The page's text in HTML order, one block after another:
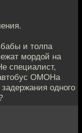
и толпа
мордой на
специалист,
ОМОНа
одного